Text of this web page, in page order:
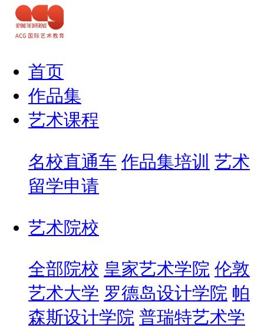
首页
作品集
艺术课程
名校直通车 作品集培训 艺术
留学申请
艺术院校
全部院校 皇家艺术学院 伦敦
艺术大学 罗德岛设计学院 帕
森斯设计学院 普瑞特艺术学